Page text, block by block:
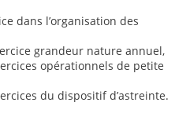
dans l’organisation des
grandeur nature annuel,
opérationnels de petite
du dispositif d’astreinte.